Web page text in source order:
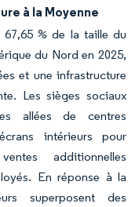
à la Moyenne
67,65 % de la taille du
du Nord en 2025,
et une infrastructure
Les sièges sociaux
allées de centres
intérieurs pour
additionnelles
En réponse à la
superposent des